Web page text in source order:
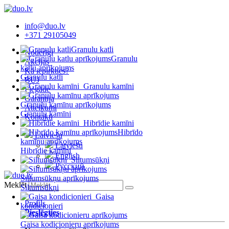
info@duo.lv
+371 29105049
Noderīgi
Akcijas
Kā iepirkties?
BUJ
Piegāde
Garantija
Atteikumi
Kontakti
Latviešu
Latviešu
English
Русский
Granulu katli
Granulu
katlu aprīkojums
Granulu katli
Granulu kamīni
Granulu kamīnu aprīkojums
Granulu kamīni
Hibrīdie kamīni
Hibrīdo
kamīnu aprīkojums
Hibrīdie kamīni
Siltumsūkņi
Siltumsūkņu aprīkojums
Siltumsūkņi
Gaisa
kondicionieri
Gaisa kodicionieru aprīkojums
Meklēt
Profils
Pieslēgties